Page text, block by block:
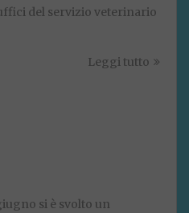
del servizio veterinario
Leggi tutto
si è svolto un